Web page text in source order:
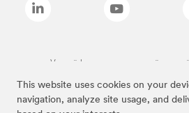
This website uses cookies on your
navigation, analyze site usage, and
Varumärken som anges ovan är